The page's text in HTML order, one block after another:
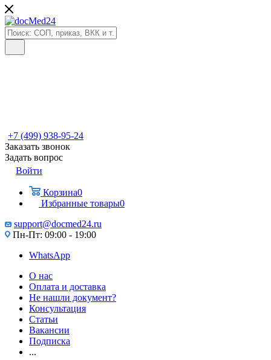
+7 (499) 938-95-24
Заказать звонок
Задать вопрос
Войти
Корзина0
Избранные товары0
support@docmed24.ru
Пн-Пт: 09:00 - 19:00
WhatsApp
О нас
Оплата и доставка
Не нашли документ?
Консультация
Статьи
Вакансии
Подписка
...